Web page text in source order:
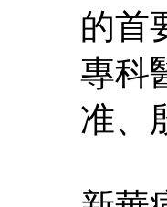
的首
專科
准、